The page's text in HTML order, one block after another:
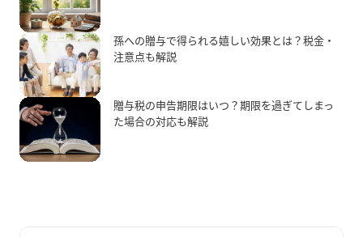
孫への贈与で得られる嬉しい効果とは？税金・
注意点も解説
贈与税の申告期限はいつ？期限を過ぎてしまっ
た場合の対応も解説